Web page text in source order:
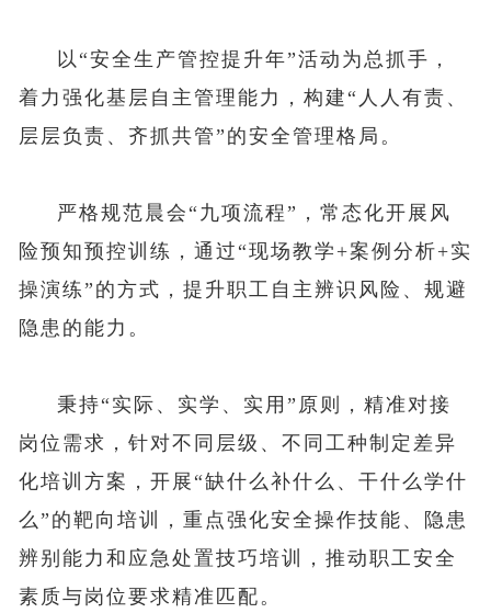
以“安全生产管控提升年”活动为总抓手，
着力强化基层自主管理能力，构建“人人有责、
层层负责、齐抓共管”的安全管理格局。
严格规范晨会“九项流程”，常态化开展风
险预知预控训练，通过“现场教学+案例分析+实
操演练”的方式，提升职工自主辨识风险、规避
隐患的能力。
秉持“实际、实学、实用”原则，精准对接
岗位需求，针对不同层级、不同工种制定差异
化培训方案，开展“缺什么补什么、干什么学什
么”的靶向培训，重点强化安全操作技能、隐患
辨别能力和应急处置技巧培训，推动职工安全
素质与岗位要求精准匹配。